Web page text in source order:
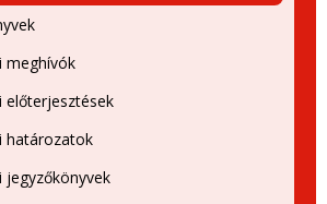
meghívók
előterjesztések
határozatok
jegyzőkönyvek